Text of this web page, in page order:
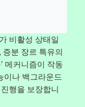
비활성 상태일
분 장르 특유의
메커니즘이 작동
이나 백그라운드
행을 보장합니